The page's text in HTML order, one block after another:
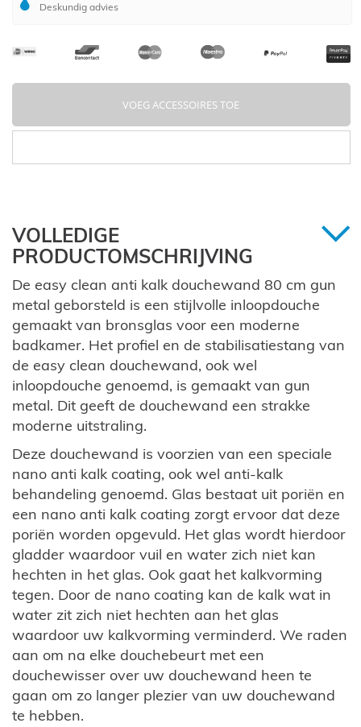
Deskundig advies
VOEG ACCESSOIRES TOE
VOLLEDIGE
PRODUCTOMSCHRIJVING
De easy clean anti kalk douchewand 80 cm gun
metal geborsteld is een stijlvolle inloopdouche
gemaakt van bronsglas voor een moderne
badkamer. Het profiel en de stabilisatiestang van
de easy clean douchewand, ook wel
inloopdouche genoemd, is gemaakt van gun
metal. Dit geeft de douchewand een strakke
moderne uitstraling.
Deze douchewand is voorzien van een speciale
nano anti kalk coating, ook wel anti-kalk
behandeling genoemd. Glas bestaat uit poriën en
een nano anti kalk coating zorgt ervoor dat deze
poriën worden opgevuld. Het glas wordt hierdoor
gladder waardoor vuil en water zich niet kan
hechten in het glas. Ook gaat het kalkvorming
tegen. Door de nano coating kan de kalk wat in
water zit zich niet hechten aan het glas
waardoor uw kalkvorming verminderd. We raden
aan om na elke douchebeurt met een
douchewisser over uw douchewand heen te
gaan om zo langer plezier van uw douchewand
te hebben.